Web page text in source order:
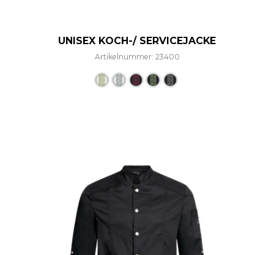
UNISEX KOCH-/ SERVICEJACKE
Artikelnummer: 23400